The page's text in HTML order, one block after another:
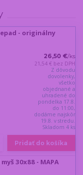
- originálny
26,50 €/ks
21,54 € bez DPH
Z dôvodu
dovolenky,
všetko
objednané a
uhradené do
pondelka 17.8.
do 11:00,
dodáme najskôr
19.8. v stredu.
Skladom 4 ks
Pridať do košíka
30x88 - MAPA